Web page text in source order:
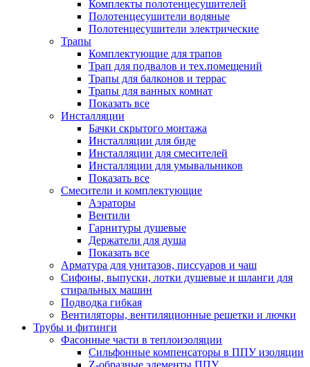
Комплекты полотенцесушителей
Полотенцесушители водяные
Полотенцесушители электрические
Трапы
Комплектующие для трапов
Трап для подвалов и тех.помещений
Трапы для балконов и террас
Трапы для ванных комнат
Показать все
Инсталляции
Бачки скрытого монтажа
Инсталляции для биде
Инсталляции для смесителей
Инсталляции для умывальников
Показать все
Смесители и комплектующие
Аэраторы
Вентили
Гарнитуры душевые
Держатели для душа
Показать все
Арматура для унитазов, писсуаров и чаш
Сифоны, выпуски, лотки душевые и шланги для
стиральных машин
Подводка гибкая
Вентиляторы, вентиляционные решетки и лючки
Трубы и фитинги
Фасонные части в теплоизоляции
Cильфонные компенсаторы в ППУ изоляции
Z-образные элементы ППУ